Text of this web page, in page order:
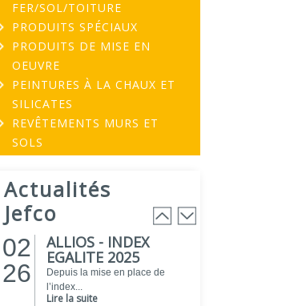
FER/SOL/TOITURE
PRODUITS SPÉCIAUX
PRODUITS DE MISE EN
OEUVRE
PEINTURES À LA CHAUX ET
SILICATES
REVÊTEMENTS MURS ET
SOLS
Actualités
Jefco
03
Peinture
EVOGREEN est une gamme de
Lire la suite
02
26
ALLIOS - INDEX
EGALITE 2025
Depuis la mise en place de
l’index...
Lire la suite